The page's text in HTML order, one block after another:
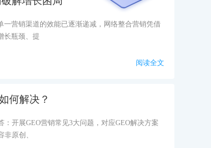
营销渠道的效能已逐渐递减，网络整合营销凭借
长瓶颈、提
阅读全文
何解决？
开展GEO营销常见3大问题，对应GEO解决方案
原创、